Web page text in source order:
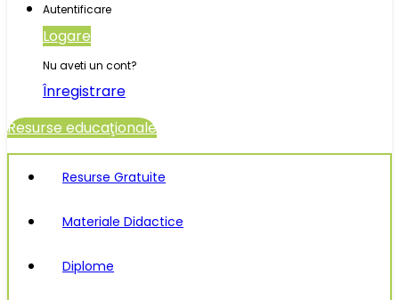
Autentificare
Logare
Nu aveti un cont?
Înregistrare
Resurse educaţionale
Resurse Gratuite
Materiale Didactice
Diplome